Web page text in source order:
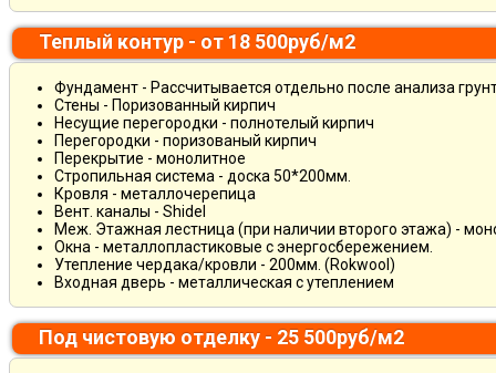
Теплый контур - от 18 500руб/м2
Фундамент - Рассчитывается отдельно после анализа
Стены - Поризованный кирпич
Несущие перегородки - полнотелый кирпич
Перегородки - поризованый кирпич
Перекрытие - монолитное
Стропильная система - доска 50*200мм.
Кровля - металлочерепица
Вент. каналы - Shidel
Меж. Этажная лестница (при наличии второго этажа) -
Окна - металлопластиковые с энергосбережением.
Утепление чердака/кровли - 200мм. (Rokwool)
Входная дверь - металлическая с утеплением
Под чистовую отделку - 25 500руб/м2